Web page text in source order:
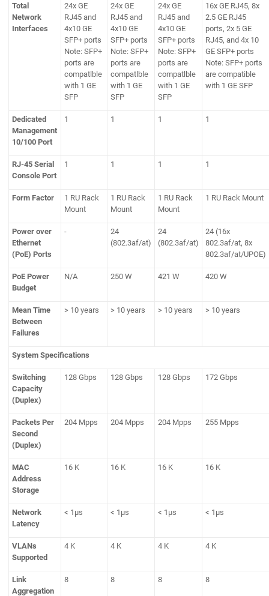
Total
Network
Interfaces
24x GE
RJ45 and
4x10 GE
SFP+ ports
Note: SFP+
ports are
compatlble
with 1 GE
SFP
24x GE
RJ45 and
4x10 GE
SFP+ ports
Note: SFP+
ports are
compatlble
with 1 GE
SFP
24x GE
RJ45 and
4x10 GE
SFP+ ports
Note: SFP+
ports are
compatlble
with 1 GE
SFP
16x GE RJ45, 8x
2.5 GE RJ45
ports, 2x 5 GE
RJ45, and 4x 10
GE SFP+ ports
Note: SFP+ ports
are compatible
with 1 GE SFP
Dedicated
Management
10/100 Port
1 1 1 1
RJ-45 Serial
Console Port
1 1 1 1
Form Factor
1 RU Rack
Mount
1 RU Rack
Mount
1 RU Rack
Mount
1 RU Rack Mount
Power over
Ethernet
(PoE) Ports
-
24
(802.3af/at)
24
(802.3af/at)
24 (16x
802.3af/at, 8x
802.3af/at/UPOE)
PoE Power
Budget
N/A 250 W 421 W 420 W
Mean Time
Between
Failures
> 10 years > 10 years > 10 years > 10 years
System Specifications
Switching
Capacity
(Duplex)
128 Gbps 128 Gbps 128 Gbps 172 Gbps
Packets Per
Second
(Duplex)
204 Mpps 204 Mpps 204 Mpps 255 Mpps
MAC
Address
Storage
16 K 16 K 16 K 16 K
Network
Latency
< 1µs < 1µs < 1µs < 1µs
VLANs
Supported
4 K 4 K 4 K 4 K
Link
Aggregation
8 8 8 8